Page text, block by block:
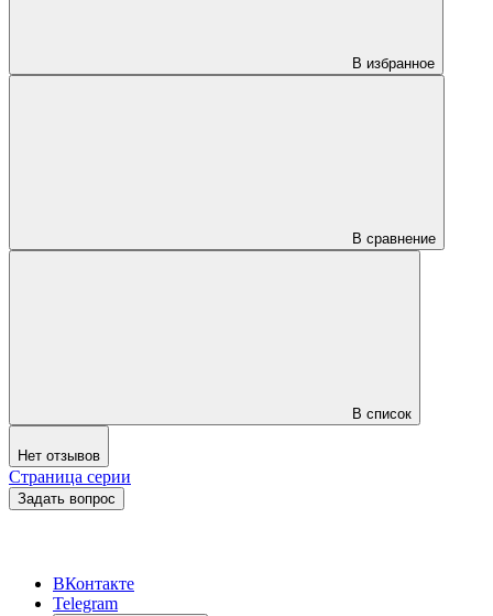
В избранное
В сравнение
В список
Нет отзывов
Страница серии
Задать вопрос
ВКонтакте
Telegram